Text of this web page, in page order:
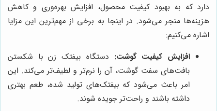
دارد که به بهبود کیفیت محصول، افزایش بهره‌وری و کاهش
هزینه‌ها منجر می‌شود. در اینجا به برخی از مهم‌ترین این مزایا
اشاره می‌کنیم:
افزایش کیفیت گوشت: دستگاه بیفتک زن با شکستن
بافت‌های سفت گوشت، آن را نرم‌تر و لطیف‌تر می‌کند. این
امر باعث می‌شود که بیفتک‌های تولید شده، طعم بهتری
داشته باشند و راحت‌تر جویده شوند.